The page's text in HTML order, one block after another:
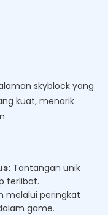
skyblock yang
kuat, menarik
Tantangan unik
terlibat.
melalui peringkat
game.